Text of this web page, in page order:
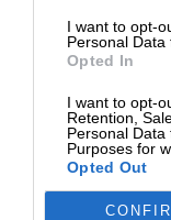
I want to opt-
Personal Data
Opted In
I want to opt-
Retention,
Personal
Purposes for
Opted Out